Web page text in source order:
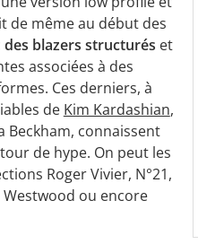
de même au début des
des blazers structurés et
associées à des
Ces derniers, à
de Kim Kardashian,
Beckham, connaissent
de hype. On peut les
Roger Vivier, N°21,
Westwood ou encore